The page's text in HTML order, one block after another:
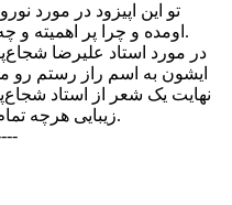
تو این اپیزود در مورد
اومده و چرا پر اهمیته و چه جوری تا به امروز حفظ شده.
در مورد استاد علیرضا
ایشون به اسم راز رستم رو
نهایت یک شعر از استاد
زیبایی هرچه تمام‌تر اجراش کرده رو می‌شنوید.